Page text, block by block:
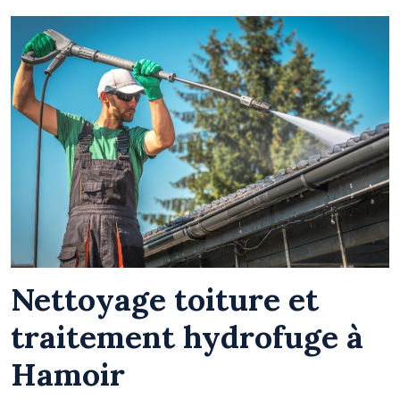
Nettoyage toiture et
traitement hydrofuge à
Hamoir